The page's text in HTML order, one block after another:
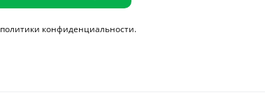
политики конфиденциальности.